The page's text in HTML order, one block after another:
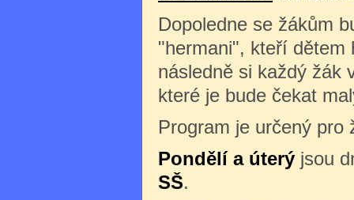
Dopoledne se žákům
"hermani", kteří dětem
následně si každý žák
které je bude čekat
Program je určený pro
Pondělí a úterý jsou
SŠ.